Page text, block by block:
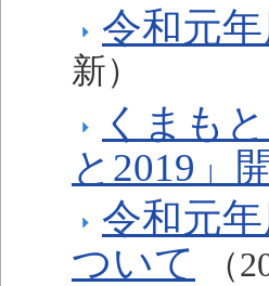
令和元
新）
くまも
と2019」
令和元
ついて
（